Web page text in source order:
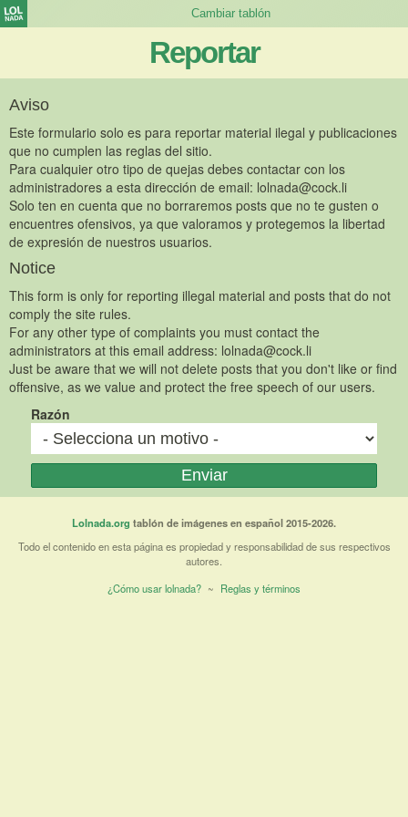
Reportar
Aviso
Este formulario solo es para reportar material ilegal y publicaciones
que no cumplen las reglas del sitio.
Para cualquier otro tipo de quejas debes contactar con los
administradores a esta dirección de email: lolnada@cock.li
Solo ten en cuenta que no borraremos posts que no te gusten o
encuentres ofensivos, ya que valoramos y protegemos la libertad
de expresión de nuestros usuarios.
Notice
This form is only for reporting illegal material and posts that do not
comply the site rules.
For any other type of complaints you must contact the
administrators at this email address: lolnada@cock.li
Just be aware that we will not delete posts that you don't like or find
offensive, as we value and protect the free speech of our users.
Razón
Lolnada.org tablón de imágenes en español 2015-2026.
Todo el contenido en esta página es propiedad y responsabilidad de sus respectivos
autores.
¿Cómo usar lolnada? ~ Reglas y términos